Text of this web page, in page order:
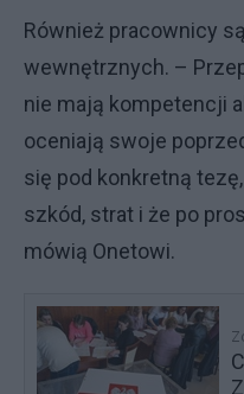
Również pracownicy
wewnętrznych. –
nie mają kompetencji
oceniają swoje
się pod konkretną
szkód, strat i że po
mówią Onetowi.